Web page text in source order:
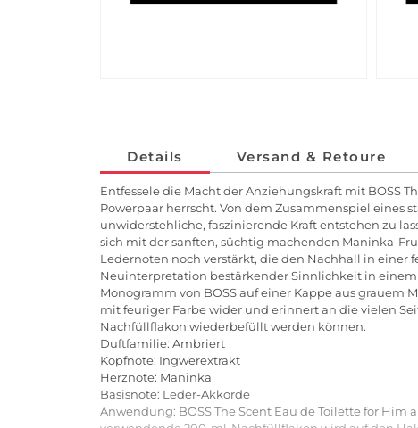
Details Versand & Retoure
Entfessele die Macht der Anziehungskraft mit BOSS
Powerpaar herrscht. Von dem Zusammenspiel eines
unwiderstehliche, faszinierende Kraft entstehen zu
sich mit der sanften, süchtig machenden Maninka-
Ledernoten noch verstärkt, die den Nachhall in einer
Neuinterpretation bestärkender Sinnlichkeit in
Monogramm von BOSS auf einer Kappe aus grauem
mit feuriger Farbe wider und erinnert an die vielen
Nachfüllflakon wiederbefüllt werden können.
Duftfamilie: Ambriert
Kopfnote: Ingwerextrakt
Herznote: Maninka
Basisnote: Leder-Akkorde
Anwendung: BOSS The Scent Eau de Toilette for